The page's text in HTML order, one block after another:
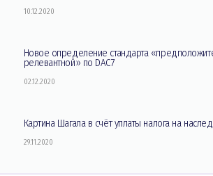
10.12.2020
Новое определение стандарта
релевантной» по DAC7
02.12.2020
Картина Шагала в счёт уплаты налога на
29.11.2020